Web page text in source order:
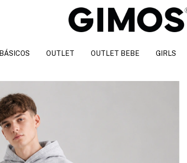
BÁSICOS OUTLET OUTLET BEBE GIRLS